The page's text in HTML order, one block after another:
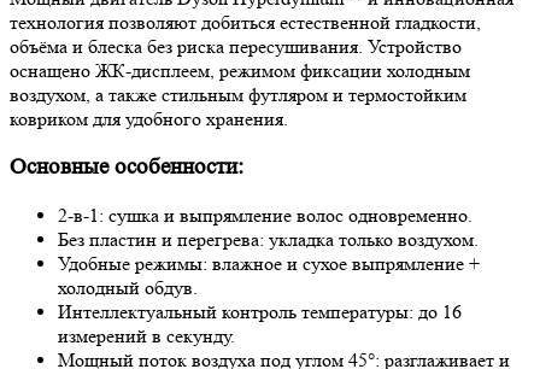
технология позволяют добиться естественной гладкости,
объёма и блеска без риска пересушивания. Устройство
оснащено ЖК-дисплеем, режимом фиксации холодным
воздухом, а также стильным футляром и термостойким
ковриком для удобного хранения.
Основные особенности:
2-в-1: сушка и выпрямление волос одновременно.
Без пластин и перегрева: укладка только воздухом.
Удобные режимы: влажное и сухое выпрямление +
холодный обдув.
Интеллектуальный контроль температуры: до 16
измерений в секунду.
Мощный поток воздуха под углом 45°: разглаживает и